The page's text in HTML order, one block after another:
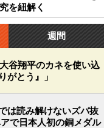
を紐解く
週間
谷翔平のカネを使い込
がとう』」
は読み解けないズバ抜
で日本人初の銅メダル